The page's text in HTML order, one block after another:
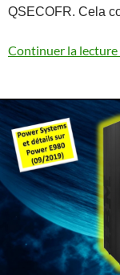
QSECOFR. Cela
Continuer la lecture